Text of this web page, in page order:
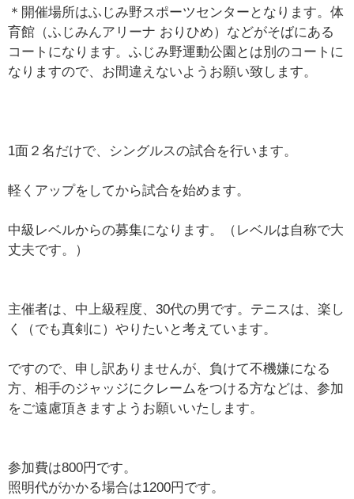
＊開催場所はふじみ野スポーツセンターとなります。体
育館（ふじみんアリーナ おりひめ）などがそばにある
コートになります。ふじみ野運動公園とは別のコートに
なりますので、お間違えないようお願い致します。
1面２名だけで、シングルスの試合を行います。
軽くアップをしてから試合を始めます。
中級レベルからの募集になります。（レベルは自称で大
丈夫です。）
主催者は、中上級程度、30代の男です。テニスは、楽し
く（でも真剣に）やりたいと考えています。
ですので、申し訳ありませんが、負けて不機嫌になる
方、相手のジャッジにクレームをつける方などは、参加
をご遠慮頂きますようお願いいたします。
参加費は800円です。
照明代がかかる場合は1200円です。